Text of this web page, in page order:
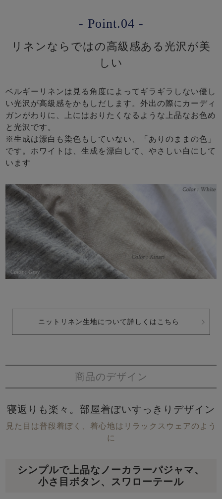
- Point.04 -
リネンならではの高級感ある光沢が美
しい
ベルギーリネンは見る角度によってギラギラしない優し
い光沢が高級感をかもしだします。外出の際にカーディ
ガンがわりに、上にはおりたくなるような上品なお色め
と光沢です。
※生成は漂白も染色もしていない、「ありのままの色」
です。ホワイトは、生成を漂白して、やさしい白にして
います
ニットリネン生地について詳しくはこちら
商品のデザイン
寝返りも楽々。部屋着ぽいすっきりデザイン
見た目は普段着ぽく、着心地はリラックスウェアのよう
に
シンプルで上品なノーカラーパジャマ、
小さ目ボタン、スワローテール